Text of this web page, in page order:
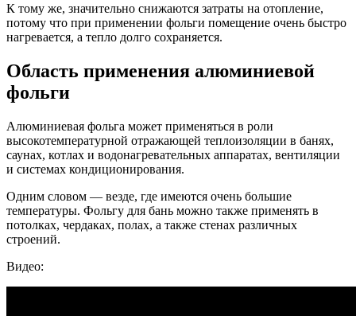
К тому же, значительно снижаются затраты на отопление,
потому что при применении фольги помещение очень быстро
нагревается, а тепло долго сохраняется.
Область применения алюминиевой
фольги
Алюминиевая фольга может применяться в роли
высокотемпературной отражающей теплоизоляции в банях,
саунах, котлах и водонагревательных аппаратах, вентиляции
и системах кондиционирования.
Одним словом — везде, где имеются очень большие
температуры. Фольгу для бань можно также применять в
потолках, чердаках, полах, а также стенах различных
строений.
Видео: